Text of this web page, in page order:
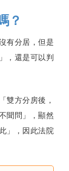
？
有分居，但是
，還是可以判
雙方分房後，
聞問」，顯然
」，因此法院